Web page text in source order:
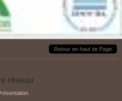
Retour en haut de Page
réseau